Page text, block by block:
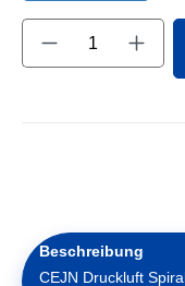
Produkt
Beschreibung
CEJN Druckluft